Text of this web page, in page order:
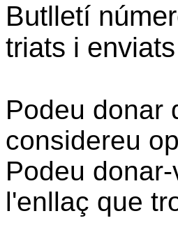
Butlletí
triats i
Podeu donar
considereu
Podeu
l'enllaç que